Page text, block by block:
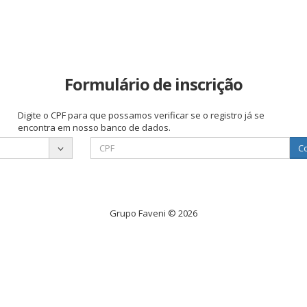
Formulário de inscrição
Digite o CPF para que possamos verificar se o registro já se
encontra em nosso banco de dados.
Grupo Faveni © 2026